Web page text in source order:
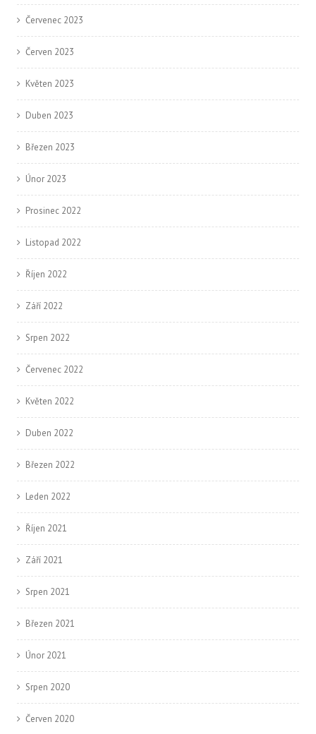
Červenec 2023
Červen 2023
Květen 2023
Duben 2023
Březen 2023
Únor 2023
Prosinec 2022
Listopad 2022
Říjen 2022
Září 2022
Srpen 2022
Červenec 2022
Květen 2022
Duben 2022
Březen 2022
Leden 2022
Říjen 2021
Září 2021
Srpen 2021
Březen 2021
Únor 2021
Srpen 2020
Červen 2020